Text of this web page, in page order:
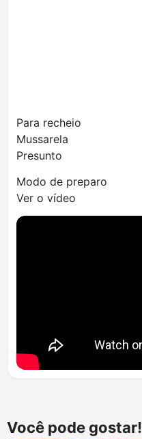
Para recheio
Mussarela
Presunto
Modo de preparo
Ver o vídeo
Você pode gostar!